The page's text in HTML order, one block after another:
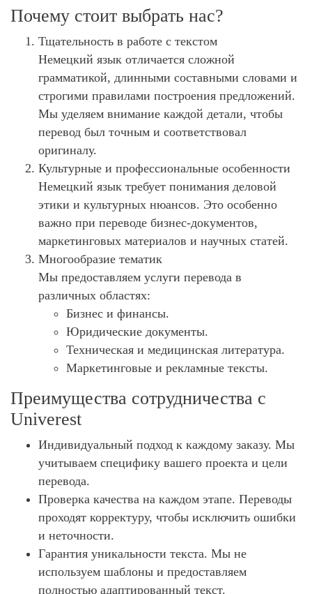
Почему стоит выбрать нас?
Тщательность в работе с текстом
Немецкий язык отличается сложной
грамматикой, длинными составными словами и
строгими правилами построения предложений.
Мы уделяем внимание каждой детали, чтобы
перевод был точным и соответствовал
оригиналу.
Культурные и профессиональные особенности
Немецкий язык требует понимания деловой
этики и культурных нюансов. Это особенно
важно при переводе бизнес-документов,
маркетинговых материалов и научных статей.
Многообразие тематик
Мы предоставляем услуги перевода в
различных областях:
Бизнес и финансы.
Юридические документы.
Техническая и медицинская литература.
Маркетинговые и рекламные тексты.
Преимущества сотрудничества с
Univerest
Индивидуальный подход к каждому заказу. Мы
учитываем специфику вашего проекта и цели
перевода.
Проверка качества на каждом этапе. Переводы
проходят корректуру, чтобы исключить ошибки
и неточности.
Гарантия уникальности текста. Мы не
используем шаблоны и предоставляем
полностью адаптированный текст.